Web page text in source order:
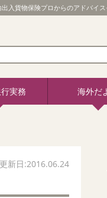
入貨物保険プロからのアドバイス
実務 海外だ
日:2016.06.24